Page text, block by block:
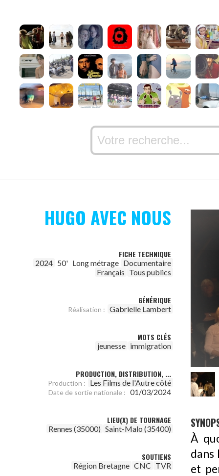
HUGO AVEC NOUS
FICHE TECHNIQUE
2024 50' Long métrage Documentaire
Français Tous publics
GÉNÉRIQUE
Réalisation : Gabrielle Lambert
MOTS CLÉS
jeunesse immigration
PRODUCTION, DISTRIBUTION, ...
Production : Les Films de l'Autre côté
Date de sortie nationale : 01/03/2024
LIEU(X) DE TOURNAGE
Rennes (35000) Saint-Malo (35400)
SOUTIENS
Région Bretagne CNC TVR
À
dans
et